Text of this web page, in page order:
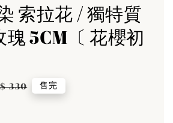
索拉花 / 獨特質
瑰 5CM〔 花櫻初
330 售完